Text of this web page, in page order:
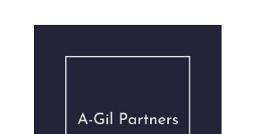
contenu